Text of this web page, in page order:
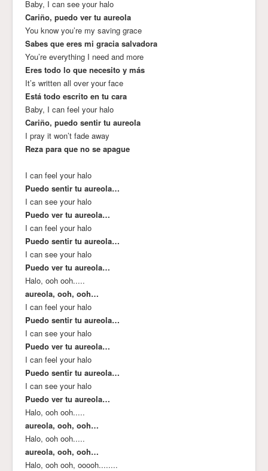
Baby, I can see your halo
Cariño, puedo ver tu aureola
You know you’re my saving grace
Sabes que eres mi gracia salvadora
You’re everything I need and more
Eres todo lo que necesito y más
It’s written all over your face
Está todo escrito en tu cara
Baby, I can feel your halo
Cariño, puedo sentir tu aureola
I pray it won’t fade away
Reza para que no se apague
I can feel your halo
Puedo sentir tu aureola…
I can see your halo
Puedo ver tu aureola…
I can feel your halo
Puedo sentir tu aureola…
I can see your halo
Puedo ver tu aureola…
Halo, ooh ooh.....
aureola, ooh, ooh…
I can feel your halo
Puedo sentir tu aureola…
I can see your halo
Puedo ver tu aureola…
I can feel your halo
Puedo sentir tu aureola…
I can see your halo
Puedo ver tu aureola…
Halo, ooh ooh.....
aureola, ooh, ooh…
Halo, ooh ooh.....
aureola, ooh, ooh…
Halo, ooh ooh, ooooh........